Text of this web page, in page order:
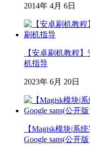
2014年 4月 6日
【安卓刷机教程
机指导
2023年 6月 20日
【Magisk模块|系
Google sans(公开